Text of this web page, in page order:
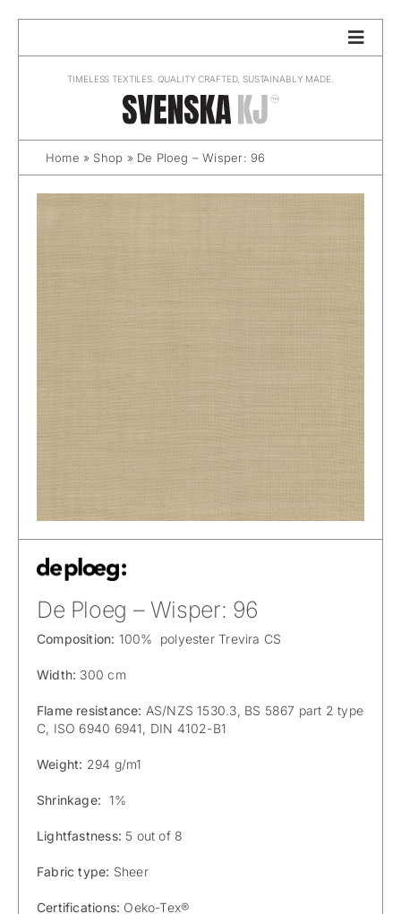
TIMELESS TEXTILES. QUALITY CRAFTED, SUSTAINABLY MADE.
Home » Shop » De Ploeg – Wisper: 96
De Ploeg – Wisper: 96
Composition: 100% polyester Trevira CS
Width: 300 cm
Flame resistance: AS/NZS 1530.3, BS 5867 part 2 type
C, ISO 6940 6941, DIN 4102-B1
Weight: 294 g/m1
Shrinkage: 1%
Lightfastness: 5 out of 8
Fabric type: Sheer
Certifications: Oeko-Tex®